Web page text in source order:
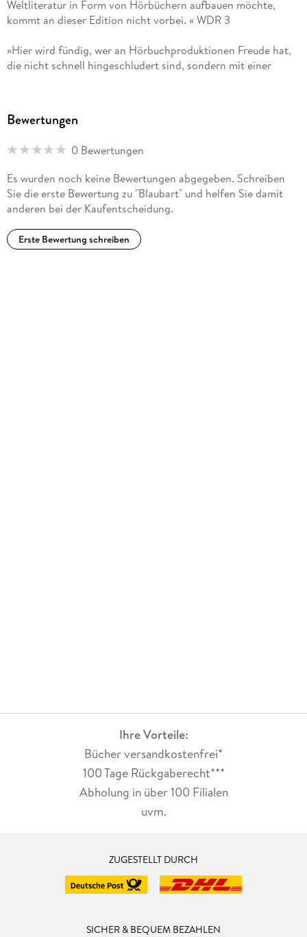
Weltliteratur in Form von Hörbüchern aufbauen möchte,
kommt an dieser Edition nicht vorbei. « WDR 3
»Hier wird fündig, wer an Hörbuchproduktionen Freude hat,
die nicht schnell hingeschludert sind, sondern mit einer
»Mehr Zeit hätte man ja immer gern, aber für diese schönen
»Die Hörbuch-Edition Große Werke. Große Stimmen. umfasst
herausragende Lesungen deutschsprachiger Sprecherinnen
und Sprecher, die in den Archiven der Rundfunkanstalten
schlummern. « SAARLÄNDISCHER RUNDFUNK
Bewertungen
0 Bewertungen
Es wurden noch keine Bewertungen abgegeben. Schreiben
Sie die erste Bewertung zu "Blaubart" und helfen Sie damit
anderen bei der Kaufentscheidung.
Erste Bewertung schreiben
Ihre Vorteile:
Bücher versandkostenfrei*
100 Tage Rückgaberecht***
Abholung in über 100 Filialen
uvm.
ZUGESTELLT DURCH
SICHER & BEQUEM BEZAHLEN